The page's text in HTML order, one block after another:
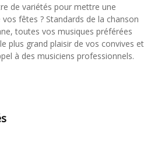
de variétés pour mettre une
fêtes ? Standards de la chanson
toutes vos musiques préférées
plus grand plaisir de vos convives et
à des musiciens professionnels.